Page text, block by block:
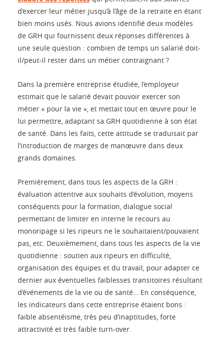
d’exercer leur métier jusqu’à l’âge de la retraite en étant
bien moins usés. Nous avions identifié deux modèles
de GRH qui fournissent deux réponses différentes à
une seule question : combien de temps un salarié doit-
il/peut-il rester dans un métier contraignant ?
Dans la première entreprise étudiée, l’employeur
estimait que le salarié devait pouvoir exercer son
métier « pour la vie », et mettait tout en œuvre pour le
lui permettre, adaptant sa GRH quotidienne à son état
de santé. Dans les faits, cette attitude se traduisait par
l’introduction de marges de manœuvre dans deux
grands domaines.
Premièrement, dans tous les aspects de la GRH :
évaluation attentive aux souhaits d’évolution, moyens
conséquents pour la formation, dialogue social
permettant de limiter en interne le recours au
monoripage si les ripeurs ne le souhaitaient/pouvaient
pas, etc. Deuxièmement, dans tous les aspects de la vie
quotidienne : soutien aux ripeurs en difficulté,
organisation des équipes et du travail, pour adapter ce
dernier aux éventuelles faiblesses transitoires résultant
d’événements de la vie ou de santé… En conséquence,
les indicateurs dans cette entreprise étaient bons :
faible absentéisme, très peu d’inaptitudes, forte
attractivité et très faible turn-over.